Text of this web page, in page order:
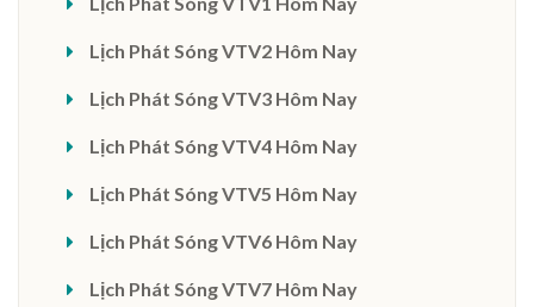
Lịch Phát Sóng VTV2 Hôm Nay
Lịch Phát Sóng VTV3 Hôm Nay
Lịch Phát Sóng VTV4 Hôm Nay
Lịch Phát Sóng VTV5 Hôm Nay
Lịch Phát Sóng VTV6 Hôm Nay
Lịch Phát Sóng VTV7 Hôm Nay